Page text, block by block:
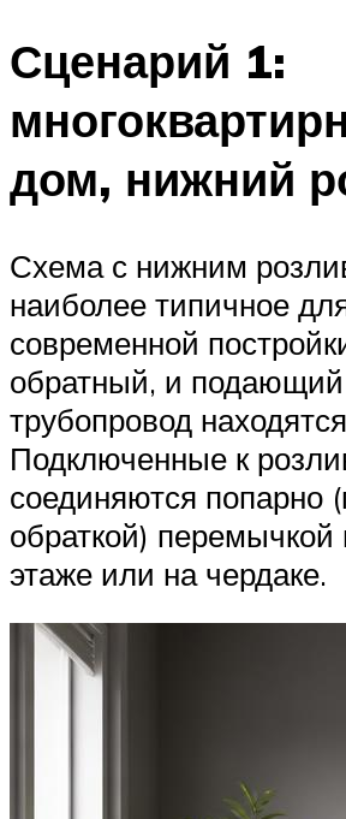
Сценарий 1:
дом, нижний
Схема с нижним
наиболее типичное
современной
обратный, и подающий
трубопровод
Подключенные к
соединяются попарно
обраткой) перемычкой
этаже или на чердаке.